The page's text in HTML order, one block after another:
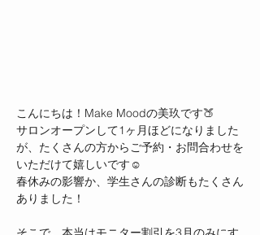
こんにちは！Make Moodの美玖です🍑
サロンオープンして1ヶ月ほどになりました
が、たくさんの方からご予約・お問合わせを
いただけて嬉しいです☺️
春休みの影響か、学生さんの診断もたくさん
ありました！